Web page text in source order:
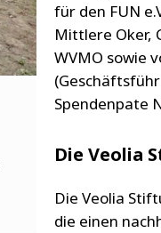
für den FUN
Mittlere Oker,
WVMO sowie
Spendenpate
Die Veolia
Die Veolia
die einen